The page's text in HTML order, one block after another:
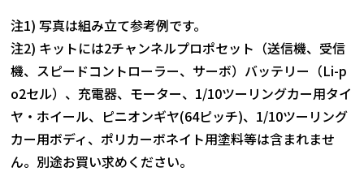
注1) 写真は組み立て参考例です。
注2) キットには2チャンネルプロポセット（送信機、受信
機、スピードコントローラー、サーボ）バッテリー（Li-p
o2セル）、充電器、モーター、1/10ツーリングカー用タイ
ヤ・ホイール、ピニオンギヤ(64ピッチ)、1/10ツーリング
カー用ボディ、ポリカーボネイト用塗料等は含まれませ
ん。別途お買い求めください。